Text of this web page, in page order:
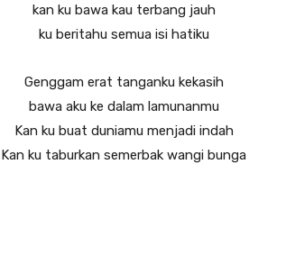
kan ku bawa kau terbang jauh
ku beritahu semua isi hatiku
Genggam erat tanganku kekasih
bawa aku ke dalam lamunanmu
Kan ku buat duniamu menjadi indah
Kan ku taburkan semerbak wangi bunga